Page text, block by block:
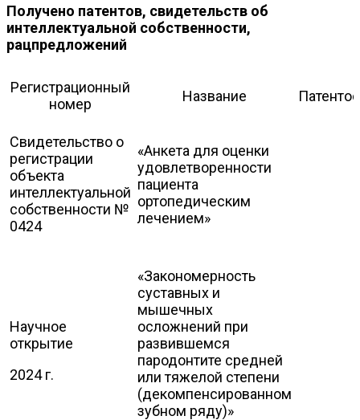
Получено патентов, свидетельств об
интеллектуальной собственности,
рацпредложений
Регистрационный
номер
Название
Свидетельство о
регистрации
объекта
интеллектуальной
собственности №
0424
«Анкета для оценки
удовлетворенности
пациента
ортопедическим
лечением»
Научное
открытие
2024 г.
«Закономерность
суставных и
мышечных
осложнений при
развившемся
пародонтите средней
или тяжелой степени
(декомпенсированном
зубном ряду)»